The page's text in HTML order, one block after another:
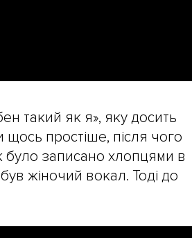
такий як я», яку досить
простіше, після чого
було записано хлопцями в
жіночий вокал. Тоді до